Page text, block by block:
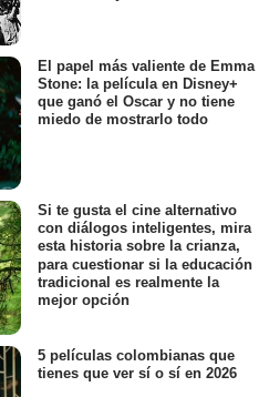
El papel más valiente de Emma
Stone: la película en Disney+
que ganó el Oscar y no tiene
miedo de mostrarlo todo
Si te gusta el cine alternativo
con diálogos inteligentes, mira
esta historia sobre la crianza,
para cuestionar si la educación
tradicional es realmente la
mejor opción
5 películas colombianas que
tienes que ver sí o sí en 2026